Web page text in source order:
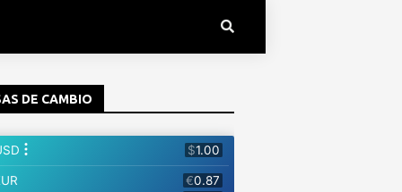
DE CAMBIO